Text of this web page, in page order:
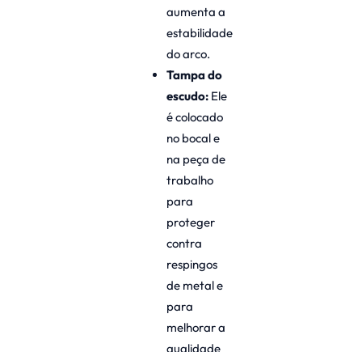
aumenta a
estabilidade
do arco.
Tampa do
escudo: Ele
é colocado
no bocal e
na peça de
trabalho
para
proteger
contra
respingos
de metal e
para
melhorar a
qualidade